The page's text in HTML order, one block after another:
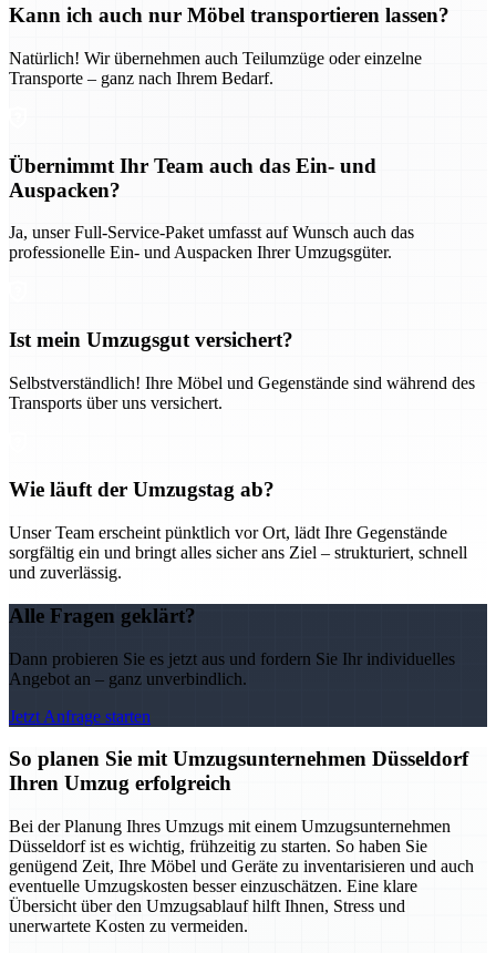
Kann ich auch nur Möbel transportieren lassen?
Natürlich! Wir übernehmen auch Teilumzüge oder einzelne
Transporte – ganz nach Ihrem Bedarf.
Übernimmt Ihr Team auch das Ein- und
Auspacken?
Ja, unser Full-Service-Paket umfasst auf Wunsch auch das
professionelle Ein- und Auspacken Ihrer Umzugsgüter.
Ist mein Umzugsgut versichert?
Selbstverständlich! Ihre Möbel und Gegenstände sind während des
Transports über uns versichert.
Wie läuft der Umzugstag ab?
Unser Team erscheint pünktlich vor Ort, lädt Ihre Gegenstände
sorgfältig ein und bringt alles sicher ans Ziel – strukturiert, schnell
und zuverlässig.
Alle Fragen geklärt?
Dann probieren Sie es jetzt aus und fordern Sie Ihr individuelles
Angebot an – ganz unverbindlich.
Jetzt Anfrage starten
So planen Sie mit Umzugsunternehmen Düsseldorf
Ihren Umzug erfolgreich
Bei der Planung Ihres Umzugs mit einem Umzugsunternehmen
Düsseldorf ist es wichtig, frühzeitig zu starten. So haben Sie
genügend Zeit, Ihre Möbel und Geräte zu inventarisieren und auch
eventuelle Umzugskosten besser einzuschätzen. Eine klare
Übersicht über den Umzugsablauf hilft Ihnen, Stress und
unerwartete Kosten zu vermeiden.